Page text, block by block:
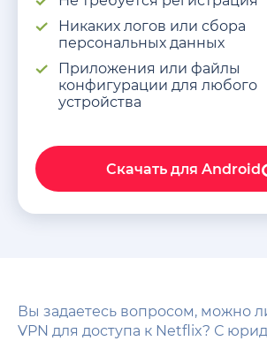
Никаких логов или сбора
персональных данных
Приложения или файлы
конфигурации для любого
устройства
Скачать для Android
Вы задаетесь вопросом, можно
VPN для доступа к Netflix? С